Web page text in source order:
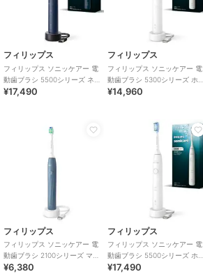
フィリップス
フィリップス ソニッケアー 電
動歯ブラシ 5500シリーズ ネ
イビーブルー
¥17,490
フィリップス
フィリップス ソニッケアー 電
動歯ブラシ 5300シリーズ ホ
ワイト
¥14,960
フィリップス
フィリップス ソニッケアー 電
動歯ブラシ 2100シリーズ マリ
ンブルー
¥6,380
フィリップス
フィリップス ソニッケアー 電
動歯ブラシ 5500シリーズ ホ
ワイト
¥17,490